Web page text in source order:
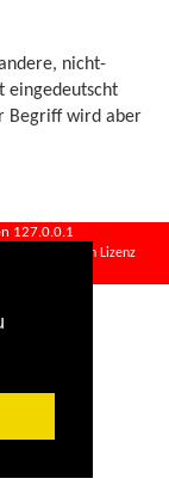
nicht-
eingedeutscht
Begriff wird aber
127.0.0.1
der folgenden Lizenz